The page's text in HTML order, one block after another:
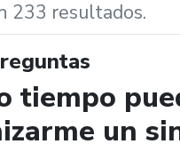
233 resultados.
tiempo
un